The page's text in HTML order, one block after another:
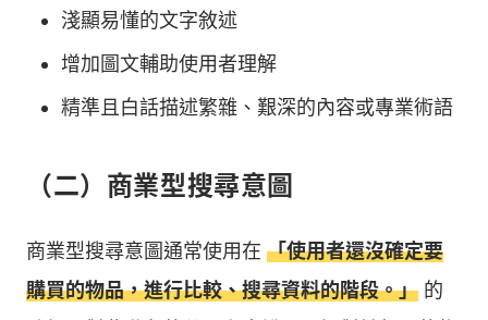
淺顯易懂的文字敘述
增加圖文輔助使用者理解
精準且白話描述繁雜、艱深的內容或專業術語
（二）商業型搜尋意圖
商業型搜尋意圖通常使用在 「使用者還沒確定要
購買的物品，進行比較、搜尋資料的階段。」 的